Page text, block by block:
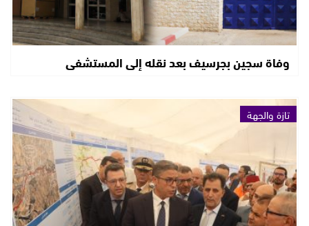
وفاة سجين بجرسيف بعد نقله إلى المستشفى
تازة والجهة